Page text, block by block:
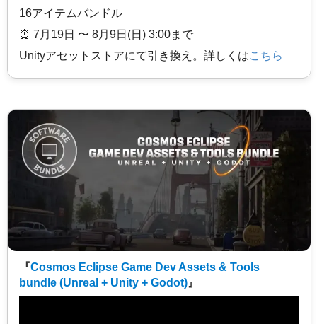
16アイテムバンドル
⏰️ 7月19日 〜 8月9日(日) 3:00まで
Unityアセットストアにて引き換え。詳しくはこちら
『Cosmos Eclipse Game Dev Assets & Tools
bundle (Unreal + Unity + Godot) 』